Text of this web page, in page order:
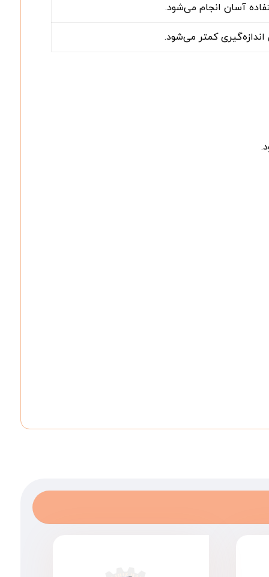
آسان انجام می‌شود.
کمتر می‌شود.